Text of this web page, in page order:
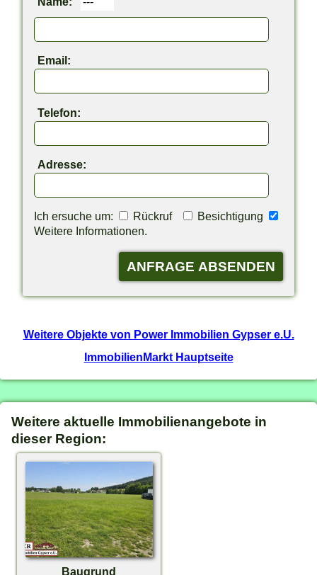
Email:
Telefon:
Adresse:
Ich ersuche um: Rückruf
Besichtigung
Weitere Informationen.
Weitere Objekte von Power Immobilien Gypser e.U.
ImmobilienMarkt Hauptseite
Weitere aktuelle Immobilienangebote in
dieser Region:
Baugrund